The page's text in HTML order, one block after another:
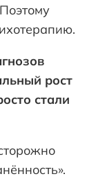
рост
стали